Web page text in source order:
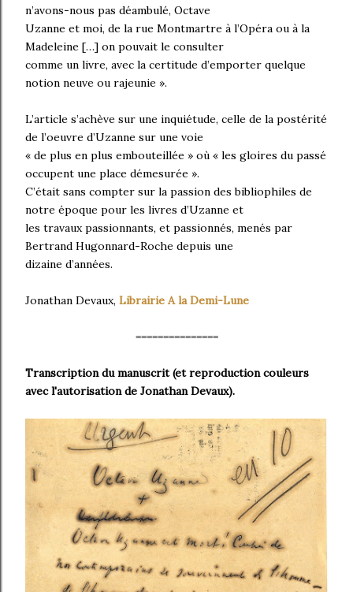
n’avons-nous pas déambulé, Octave
Uzanne et moi, de la rue Montmartre à l’Opéra ou à la
Madeleine […] on pouvait le consulter
comme un livre, avec la certitude d’emporter quelque
notion neuve ou rajeunie ».
L’article s’achève sur une inquiétude, celle de la postérité
de l’oeuvre d’Uzanne sur une voie
« de plus en plus embouteillée » où « les gloires du passé
occupent une place démesurée ».
C’était sans compter sur la passion des bibliophiles de
notre époque pour les livres d’Uzanne et
les travaux passionnants, et passionnés, menés par
Bertrand Hugonnard-Roche depuis une
dizaine d’années.
Jonathan Devaux, Librairie A la Demi-Lune
===============
Transcription du manuscrit (et reproduction couleurs
avec l'autorisation de Jonathan Devaux).